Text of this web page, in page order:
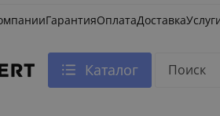
ГарантияОплатаДоставка
Каталог